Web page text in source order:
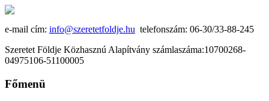
e-mail cím: info@szeretetfoldje.hu telefonszám: 06-30/33-88-245
Szeretet Földje Közhasznú Alapítvány számlaszáma:10700268-
04975106-51100005
Főmenü